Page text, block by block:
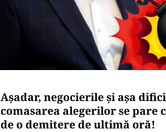
Așadar, negocierile și așa
comasarea alegerilor se
de o demitere de ultimă oră!